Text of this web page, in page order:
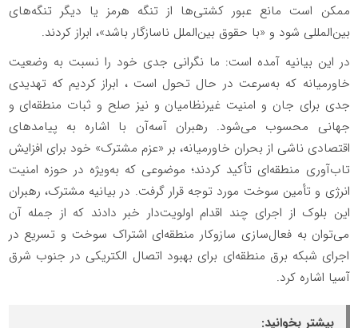
ممکن است مانع عبور کشتی‌ها از تنگه هرمز یا دیگر تنگه‌های
بین‌المللی شود و «با حقوق بین‌الملل ناسازگار باشد»، ابراز کردند.
در این بیانیه آمده است: ما نگرانی جدی خود را نسبت به وضعیت
خاورمیانه که به‌سرعت در حال تحول است ، ابراز کردیم که تهدیدی
جدی برای جان و امنیت غیرنظامیان و نیز صلح و ثبات منطقه‌ای و
جهانی محسوب می‌شود. رهبران آسه‌آن با اشاره به پیامدهای
اقتصادی ناشی از بحران خاورمیانه، بر «عزم مشترک» خود برای افزایش
تاب‌آوری منطقه‌ای تأکید کردند؛ موضوعی که به‌ویژه در حوزه امنیت
انرژی و تأمین سوخت مورد توجه قرار گرفت. در بیانیه مشترک، رهبران
این بلوک از اجرای چند اقدام اولویت‌دار خبر دادند که از جمله آن
می‌توان به فعال‌سازی سازوکار منطقه‌ای اشتراک سوخت و تسریع در
اجرای شبکه برق منطقه‌ای برای بهبود اتصال الکتریکی در جنوب شرق
آسیا اشاره کرد.
بیشتر بخوانید: